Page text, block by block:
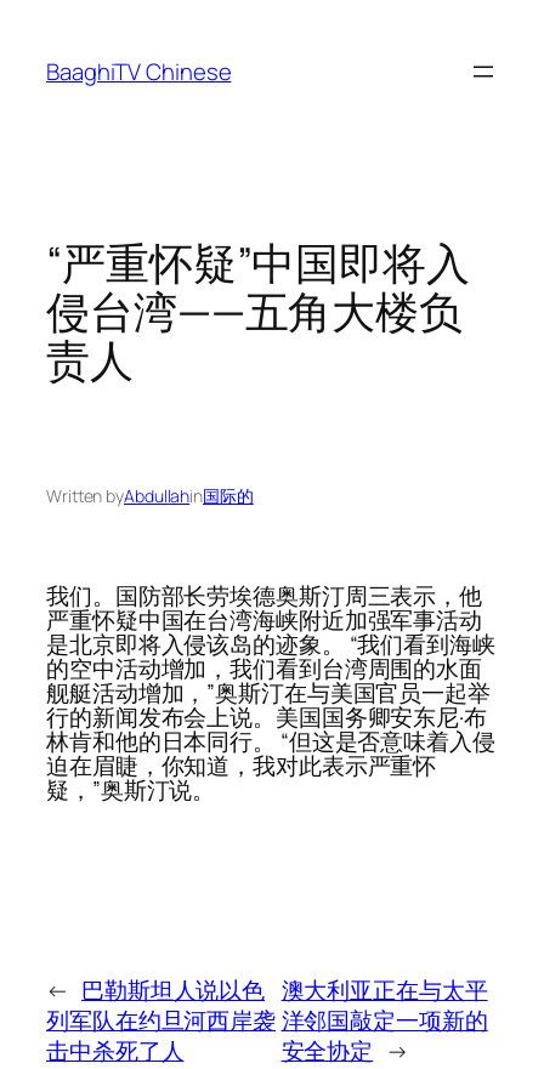
content
BaaghiTV Chinese
“严重怀疑”中国即将入
侵台湾——五角大楼负
责人
Written byAbdullahin国际的
我们。国防部长劳埃德奥斯汀周三表示，他
严重怀疑中国在台湾海峡附近加强军事活动
是北京即将入侵该岛的迹象。 “我们看到海峡
的空中活动增加，我们看到台湾周围的水面
舰艇活动增加，”奥斯汀在与美国官员一起举
行的新闻发布会上说。美国国务卿安东尼·布
林肯和他的日本同行。 “但这是否意味着入侵
迫在眉睫，你知道，我对此表示严重怀
疑，”奥斯汀说。
← 巴勒斯坦人说以色
列军队在约旦河西岸袭
击中杀死了人
澳大利亚正在与太平
洋邻国敲定一项新的
安全协定 →